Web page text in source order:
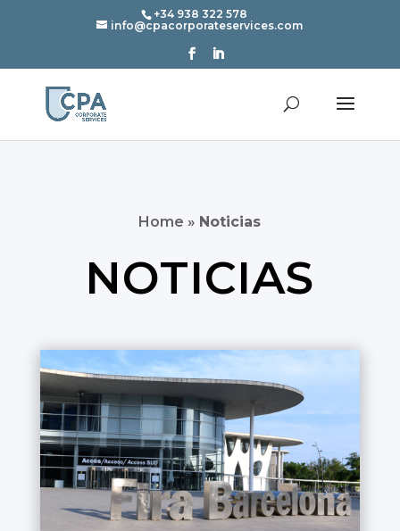
+34 938 322 578
info@cpacorporateservices.com
Home » Noticias
NOTICIAS